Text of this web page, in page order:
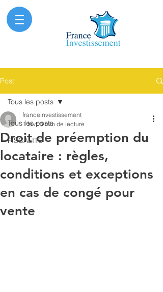
Post
Tous les posts
FISCALITE
Tous les posts
Droit de préemption du
locataire : règles,
conditions et exceptions
en cas de congé pour
vente
franceinvestissement
1 févr. 3 min de lecture